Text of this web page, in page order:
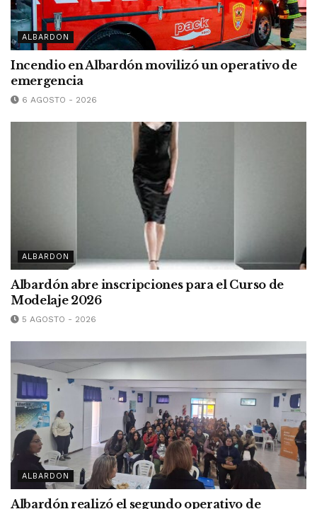
ALBARDON
Incendio en Albardón movilizó un operativo de
emergencia
6 AGOSTO - 2026
ALBARDON
Albardón abre inscripciones para el Curso de
Modelaje 2026
5 AGOSTO - 2026
ALBARDON
Albardón realizó el segundo operativo de